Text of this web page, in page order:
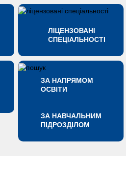
ЛІЦЕНЗОВАНІ
СПЕЦІАЛЬНОСТІ
ЗА НАПРЯМОМ
ОСВІТИ
ЗА НАВЧАЛЬНИМ
ПІДРОЗДІЛОМ